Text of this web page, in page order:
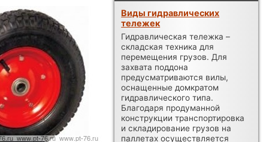
Виды гидравлических
тележек
Гидравлическая тележка –
складская техника для
перемещения грузов. Для
захвата поддона
предусматриваются вилы,
оснащенные домкратом
гидравлического типа.
Благодаря продуманной
конструкции транспортировка
и складирование грузов на
паллетах осуществляется